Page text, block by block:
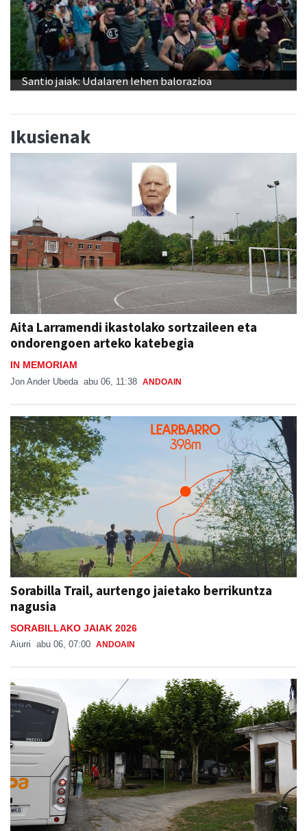
Santio jaiak: Udalaren lehen balorazioa
Ikusienak
Aita Larramendi ikastolako sortzaileen eta
ondorengoen arteko katebegia
IN MEMORIAM
Jon Ander Ubeda abu 06, 11:38 ANDOAIN
Sorabilla Trail, aurtengo jaietako berrikuntza
nagusia
SORABILLAKO JAIAK 2026
Aiurri abu 06, 07:00 ANDOAIN